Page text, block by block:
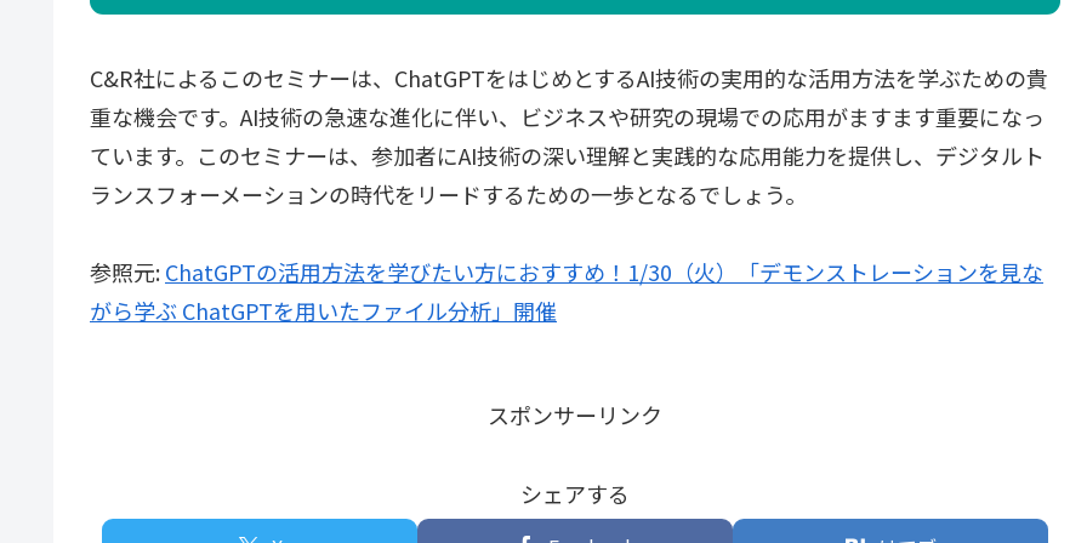
C&R社によるこのセミナーは、ChatGPTをはじめとするAI技術の実用的な活用方法を学ぶための貴
重な機会です。AI技術の急速な進化に伴い、ビジネスや研究の現場での応用がますます重要になっ
ています。このセミナーは、参加者にAI技術の深い理解と実践的な応用能力を提供し、デジタルト
ランスフォーメーションの時代をリードするための一歩となるでしょう。
参照元:ChatGPTの活用方法を学びたい方におすすめ！1/30（火）「デモンストレーションを見な
がら学ぶ ChatGPTを用いたファイル分析」開催
スポンサーリンク
シェアする